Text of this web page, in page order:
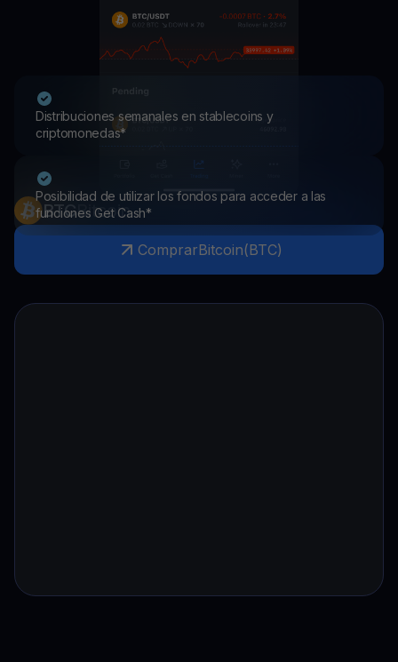
Distribuciones semanales en stablecoins y
criptomonedas*
Posibilidad de utilizar los fondos para acceder a las
funciones Get Cash*
BTCBitcoin
ComprarBitcoin(BTC)